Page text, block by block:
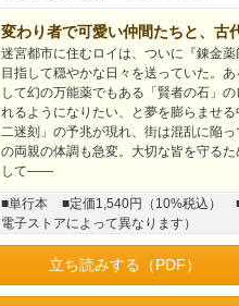
変わり者で可愛い仲間たちと、古
迷宮都市に住むロイは、ついに『錬金
目指して穏やかな日々を送っていた。
して幻の万能薬でもある「賢者の石」
れるようになりたい、と夢を膨らませ
二迷刻」の予兆が現れ、街は混乱に陥
の両親の体調も急変。大切な皆を守る
して――
■単行本 ■定価1,540円（10%税込）
電子ストアによって異なります）
立ち読みする（PDF）